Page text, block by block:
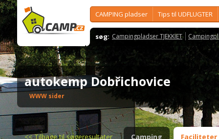
CAMPING pladser Tips til UDFLUGTER
søg: Campingpladser TJEKKIET
autokemp Dobřichovice
WWW sider
<<Tilbage til søgeresultater Camping Faciliteter